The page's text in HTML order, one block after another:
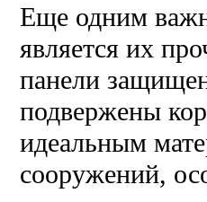
Еще одним
является их
панели
подвержены
идеальным
сооружений,